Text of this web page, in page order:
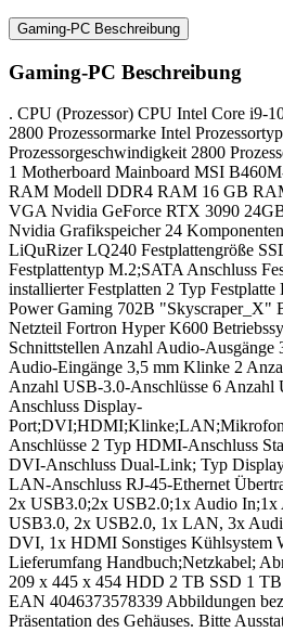
Gaming-PC Beschreibung
Gaming-PC Beschreibung
. CPU (Prozessor) CPU Intel Core i9-
2800 Prozessormarke Intel
Prozessorgeschwindigkeit 2800
1 Motherboard Mainboard MSI
RAM Modell DDR4 RAM 16 GB
VGA Nvidia GeForce RTX 3090
Nvidia Grafikspeicher 24
LiQuRizer LQ240 Festplattengröße
Festplattentyp M.2;SATA Anschluss
installierter Festplatten 2 Typ
Power Gaming 702B "Skyscraper_X"
Netzteil Fortron Hyper K600
Schnittstellen Anzahl Audio-
Audio-Eingänge 3,5 mm Klinke 2
Anzahl USB-3.0-Anschlüsse 6 Anzahl
Anschluss Display-
Anschlüsse 2 Typ HDMI-Anschluss
DVI-Anschluss Dual-Link; Typ
LAN-Anschluss RJ-45-Ethernet
2x USB3.0;2x USB2.0;1x Audio
USB3.0, 2x USB2.0, 1x LAN, 3x
DVI, 1x HDMI Sonstiges Kühlsystem
Lieferumfang Handbuch;Netzkabel;
209 x 445 x 454 HDD 2 TB SSD 1
EAN 4046373578339 Abbildungen
Präsentation des Gehäuses. Bitte